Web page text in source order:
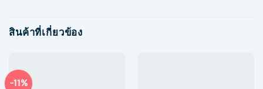
สินค้าที่เกี่ยวข้อง
-11%